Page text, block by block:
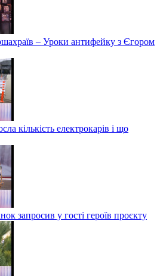
– Уроки антифейку з Єгором
кількість електрокарів і що
запросив у гості героїв проєкту